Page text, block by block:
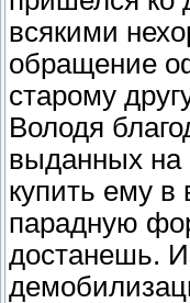
всякими
обращение
старому
Володя
выданных на
купить ему
парадную
достанешь.